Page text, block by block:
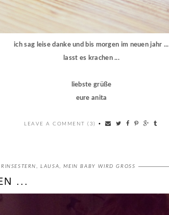
ich sag leise danke und bis morgen im neuen jahr ...
lasst es krachen ...
liebste grüße
eure anita
LEAVE A COMMENT (3) •
,LAUSA ,MEIN BABY WIRD GROSS
...